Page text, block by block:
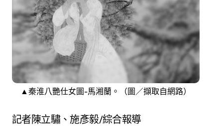
▲秦淮八艷仕女圖-馬湘蘭。（圖／擷取自網路）
記者陳立驌、施彥毅/綜合報導